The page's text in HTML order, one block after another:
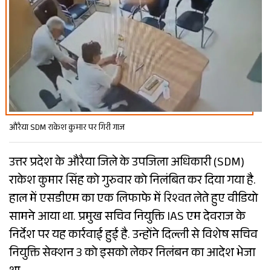
औरैया SDM राकेश कुमार पर गिरी गाज
उत्तर प्रदेश के औरैया जिले के उपजिला अधिकारी (SDM)
राकेश कुमार सिंह को गुरुवार को निलंबित कर दिया गया है.
हाल में एसडीएम का एक लिफाफे में रिश्वत लेते हुए वीडियो
सामने आया था. प्रमुख सचिव नियुक्ति IAS एम देवराज के
निर्देश पर यह कार्रवाई हुई है. उन्होंने दिल्ली से विशेष सचिव
नियुक्ति सेक्शन 3 को इसको लेकर निलंबन का आदेश भेजा